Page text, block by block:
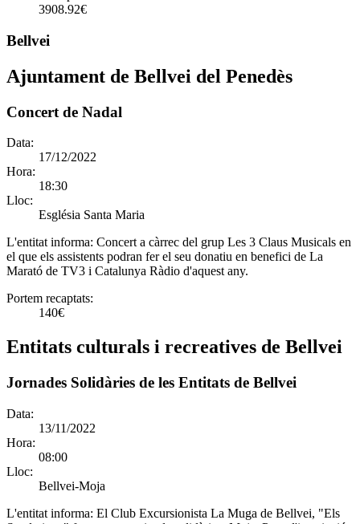
3908.92€
Bellvei
Ajuntament de Bellvei del Penedès
Concert de Nadal
Data:
17/12/2022
Hora:
18:30
Lloc:
Església Santa Maria
L'entitat informa: Concert a càrrec del grup Les 3 Claus Musicals en
el que els assistents podran fer el seu donatiu en benefici de La
Marató de TV3 i Catalunya Ràdio d'aquest any.
Portem recaptats:
140€
Entitats culturals i recreatives de Bellvei
Jornades Solidàries de les Entitats de Bellvei
Data:
13/11/2022
Hora:
08:00
Lloc:
Bellvei-Moja
L'entitat informa: El Club Excursionista La Muga de Bellvei, "Els